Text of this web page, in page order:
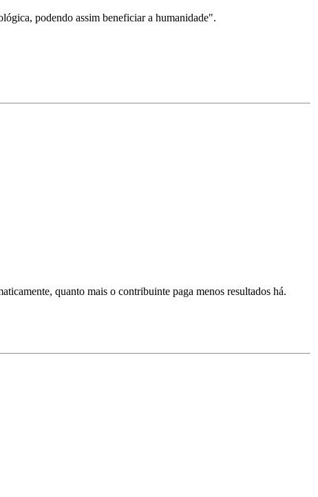
podendo assim beneficiar a humanidade".
quanto mais o contribuinte paga menos resultados há.